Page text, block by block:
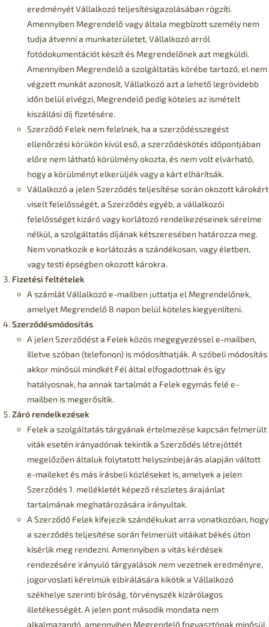
eredményét Vállalkozó teljesítésigazolásában rögzíti.
Amennyiben Megrendelő vagy általa megbízott személy nem
tudja átvenni a munkaterületet, Vállalkozó arról
fotódokumentációt készít és Megrendelőnek azt megküldi.
Amennyiben Megrendelő a szolgáltatás körébe tartozó, el nem
végzett munkát azonosít, Vállalkozó azt a lehető legrövidebb
időn belül elvégzi, Megrendelő pedig köteles az ismételt
kiszállási díj fizetésére.
Szerződő Felek nem felelnek, ha a szerződésszegést
ellenőrzési körükön kívül eső, a szerződéskötés időpontjában
előre nem látható körülmény okozta, és nem volt elvárható,
hogy a körülményt elkerüljék vagy a kárt elhárítsák.
Vállalkozó a jelen Szerződés teljesítése során okozott károkért
viselt felelősségét, a Szerződés egyéb, a vállalkozói
felelősséget kizáró vagy korlátozó rendelkezéseinek sérelme
nélkül, a szolgáltatás díjának kétszeresében határozza meg.
Nem vonatkozik e korlátozás a szándékosan, vagy életben,
vagy testi épségben okozott károkra.
Fizetési feltételek
A számlát Vállalkozó e-mailben juttatja el Megrendelőnek,
amelyet Megrendelő 8 napon belül köteles kiegyenlíteni.
Szerződésmódosítás
A jelen Szerződést a Felek közös megegyezéssel e-mailben,
illetve szóban (telefonon) is módosíthatják. A szóbeli módosítás
akkor minősül mindkét Fél által elfogadottnak és így
hatályosnak, ha annak tartalmát a Felek egymás felé e-
mailben is megerősítik.
Záró rendelkezések
Felek a szolgáltatás tárgyának értelmezése kapcsán felmerült
viták esetén irányadónak tekintik a Szerződés létrejöttét
megelőzően általuk folytatott helyszínbejárás alapján váltott
e-maileket és más írásbeli közléseket is, amelyek a jelen
Szerződés 1. mellékletét képező részletes árajánlat
tartalmának meghatározására irányultak.
A Szerződő Felek kifejezik szándékukat arra vonatkozóan, hogy
a szerződés teljesítése során felmerült vitáikat békés úton
kísérlik meg rendezni. Amennyiben a vitás kérdések
rendezésére irányuló tárgyalások nem vezetnek eredményre,
jogorvoslati kérelmük elbírálására kikötik a Vállalkozó
székhelye szerinti bíróság, törvényszék kizárólagos
illetékességét. A jelen pont második mondata nem
alkalmazandó, amennyiben Megrendelő fogyasztónak minősül.